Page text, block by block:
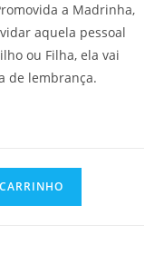
a Madrinha,
aquela pessoal
ou Filha, ela vai
de lembrança.